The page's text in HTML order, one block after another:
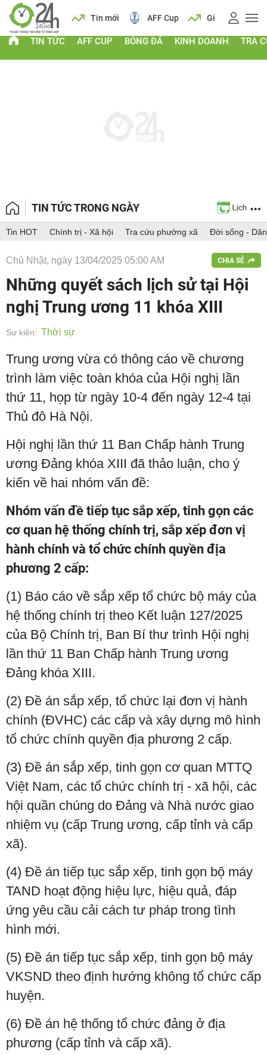
Lịch Tin mới AFF Cup Giá vàng
TIN TỨC AFF CUP BÓNG ĐÁ KINH DOANH TRA
TIN TỨC TRONG NGÀY
Tin HOT Chính trị - Xã hội Tra cứu phường xã Đời sống -
Chủ Nhật, ngày 13/04/2025 05:00 AM CHIA SẺ
Những quyết sách lịch sử tại Hội
nghị Trung ương 11 khóa XIII
Sự kiện: Thời sự
Trung ương vừa có thông cáo về chương
trình làm việc toàn khóa của Hội nghị lần
thứ 11, họp từ ngày 10-4 đến ngày 12-4 tại
Thủ đô Hà Nội.
Hội nghị lần thứ 11 Ban Chấp hành Trung
ương Đảng khóa XIII đã thảo luận, cho ý
kiến về hai nhóm vấn đề:
Nhóm vấn đề tiếp tục sắp xếp, tinh gọn các
cơ quan hệ thống chính trị, sắp xếp đơn vị
hành chính và tổ chức chính quyền địa
phương 2 cấp:
(1) Báo cáo về sắp xếp tổ chức bộ máy của
hệ thống chính trị theo Kết luận 127/2025
của Bộ Chính trị, Ban Bí thư trình Hội nghị
lần thứ 11 Ban Chấp hành Trung ương
Đảng khóa XIII.
(2) Đề án sắp xếp, tổ chức lại đơn vị hành
chính (ĐVHC) các cấp và xây dựng mô hình
tổ chức chính quyền địa phương 2 cấp.
(3) Đề án sắp xếp, tinh gọn cơ quan MTTQ
Việt Nam, các tổ chức chính trị - xã hội, các
hội quần chúng do Đảng và Nhà nước giao
nhiệm vụ (cấp Trung ương, cấp tỉnh và cấp
xã).
(4) Đề án tiếp tục sắp xếp, tinh gọn bộ máy
TAND hoạt động hiệu lực, hiệu quả, đáp
ứng yêu cầu cải cách tư pháp trong tình
hình mới.
(5) Đề án tiếp tục sắp xếp, tinh gọn bộ máy
VKSND theo định hướng không tổ chức cấp
huyện.
(6) Đề án hệ thống tổ chức đảng ở địa
phương (cấp tỉnh và cấp xã).